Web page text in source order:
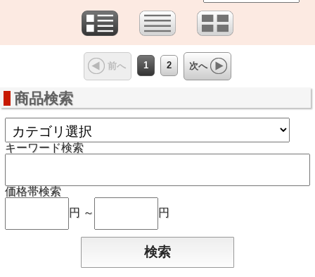
前へ 1 2 次へ
商品検索
キーワード検索
価格帯検索
円 ～
円